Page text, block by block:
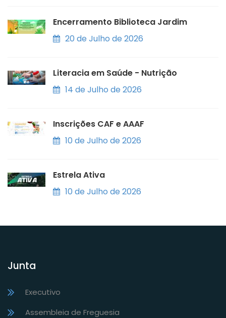
Encerramento Biblioteca Jardim
20 de Julho de 2026
Literacia em Saúde - Nutrição
14 de Julho de 2026
Inscrições CAF e AAAF
10 de Julho de 2026
Estrela Ativa
10 de Julho de 2026
Junta
Executivo
Assembleia de Freguesia